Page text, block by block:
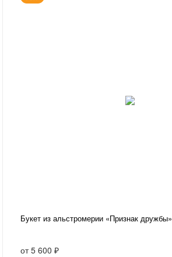
Букет из альстромерии «Признак дружбы»
от5 600 ₽